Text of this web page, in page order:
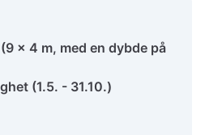
x 4 m, med en dybde på
(1.5. - 31.10.)